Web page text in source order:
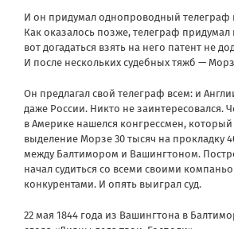
И он придумал однопроводный телеграф
Как оказалось позже, телеграф
вот догадаться взять на него патент не
И после нескольких судебных тяжб —
Он предлагал свой телеграф всем: и
даже России. Никто не заинтересовался.
в Америке нашелся конгрессмен,
выделение Морзе 30 тысяч на прокладку
между Балтимором и Вашингтоном.
начал судиться со всеми своими
конкурентами. И опять выиграл суд.
22 мая 1844 года из Вашингтона в